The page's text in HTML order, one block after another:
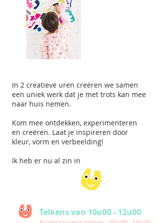
In 2 creatieve uren creëren we samen
een uniek werk dat je met trots kan mee
naar huis nemen.
Kom mee ontdekken, experimenteren
en creëren. Laat je inspireren door
kleur, vorm en verbeelding!
Ik heb er nu al zin in
Telkens van 10u00 - 12u00